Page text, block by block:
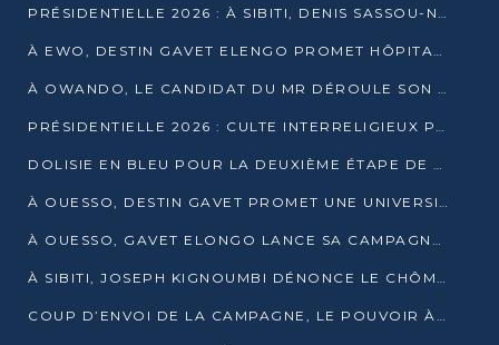
PRÉSIDENTIELLE 2026 : À SIBITI, DENIS SASSOU-N’GUESSO PARIE SUR LES RESSOURCES DE LA LEKOUMOU
À EWO, DESTIN GAVET ELENGO PROMET HÔPITAL, CHEMIN DE FER ET AUDIT DES FINANCES PUBLIQUES
À OWANDO, LE CANDIDAT DU MR DÉROULE SON PROGRAMME DE “CHANGEMENT”
PRÉSIDENTIELLE 2026 : CULTE INTERRELIGIEUX POUR LA PAIX À OUENZÉ
DOLISIE EN BLEU POUR LA DEUXIÈME ÉTAPE DE CAMPAGNE DE DSN
À OUESSO, DESTIN GAVET PROMET UNE UNIVERSITÉ POUR LA SANGHA
À OUESSO, GAVET ELONGO LANCE SA CAMPAGNE SOUS LE SIGNE DU RENOUVEAU
À SIBITI, JOSEPH KIGNOUMBI DÉNONCE LE CHÔMAGE ET LES DÉFAILLANCES DE L’ÉTAT
COUP D’ENVOI DE LA CAMPAGNE, LE POUVOIR À POINTE-NOIRE, L’OPPOSITION À OUESSO ET SIBITI